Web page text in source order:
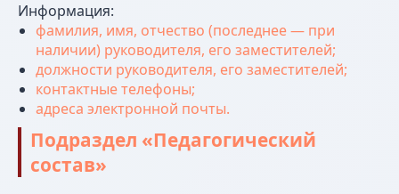
Информация:
фамилия, имя, отчество (последнее — при
наличии) руководителя, его заместителей;
должности руководителя, его заместителей;
контактные телефоны;
адреса электронной почты.
Подраздел «Педагогический
состав»